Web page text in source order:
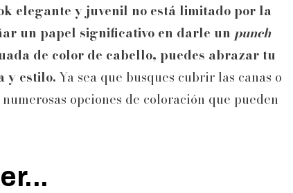
elegante y juvenil no está limitado por la
un papel significativo en darle un punch
de color de cabello, puedes abrazar tu
y estilo. Ya sea que busques cubrir las canas o
opciones de coloración que pueden